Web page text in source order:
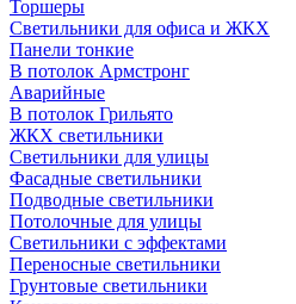
Торшеры
Светильники для офиса и ЖКХ
Панели тонкие
В потолок Армстронг
Аварийные
В потолок Грильято
ЖКХ светильники
Светильники для улицы
Фасадные светильники
Подводные светильники
Потолочные для улицы
Светильники с эффектами
Переносные светильники
Грунтовые светильники